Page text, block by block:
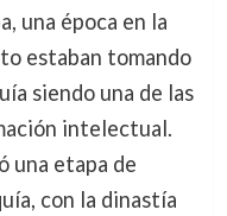
una época en la
estaban tomando
siendo una de las
intelectual.
una etapa de
con la dinastía